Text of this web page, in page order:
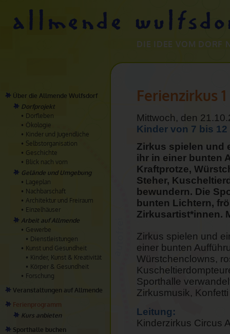
DIE IDEE VOM DORF
Über die Allmende Wulfsdorf
Dorfprojekt
Dorfleben
Ökologie
Kinder und Jugendliche
Selbstorganisation
Geschichte
Blick nach vorn
Gelände und Umgebung
Lageplan
Nachbarschaft
Architektur und Freiraum
Einzelhäuser
Arbeit auf Allmende
Gewerbe
Dienstleistungen
Kunst und Gesundheit
Kinder, Kunst & Kreativität
Körper & Gesundheit
Forschung
Veranstaltungen auf Allmende
Ferienprogramm
Kurs anbieten
Sporthalle buchen
Ferienzirkus 1
Mittwoch, den
Kinder von 7 bis
Zirkus spielen und
ihr in einer bunten
Kraftprotze,
Steher,
bewundern. Die
bunten Lichtern,
Zirkusartist*innen.
Zirkus spielen und
einer bunten
Würstchenclowns,
Sporthalle
Zirkusmusik,
Leitung:
Kinderzirkus Circus